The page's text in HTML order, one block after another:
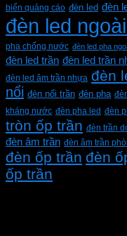
biển quảng cáo đèn led đèn
đèn led
pha chống nước đèn led pha
đèn led trần đèn led trần
đèn led âm trần nhựa đèn
nổi đèn nổi trần đèn pha
kháng nước đèn pha led đèn
tròn ốp trần đèn trần
đèn âm trần đèn âm trần
đèn ốp trần đèn
ốp trần